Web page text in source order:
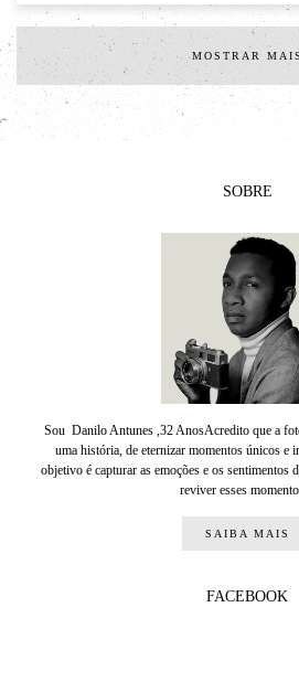
MOSTRAR MAIS
SOBRE
Sou Danilo Antunes ,32 AnosAcredito que a
uma história, de eternizar momentos únicos e
objetivo é capturar as emoções e os sentimentos
reviver esses
SAIBA MAIS
FACEBOOK